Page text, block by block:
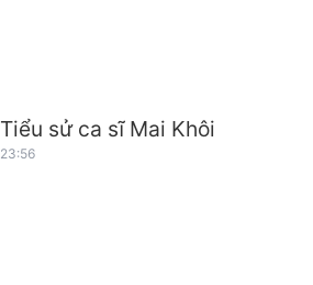
Tiểu sử ca sĩ Mai Khôi
23:56